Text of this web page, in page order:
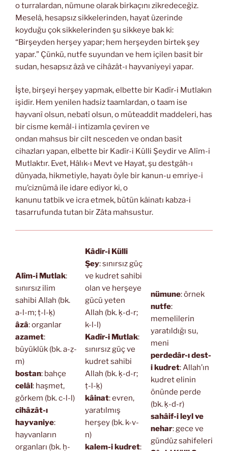
o turralardan, nümune olarak birkaçını zikredeceğiz.
Meselâ, hesapsız sikkelerinden, hayat üzerinde
koyduğu çok sikkelerinden şu sikkeye bak ki:
“Birşeyden herşey yapar; hem herşeyden birtek şey
yapar.” Çünkü, nutfe suyundan ve hem içilen basit bir
sudan, hesapsız âzâ ve cihâzât-ı hayvaniyeyi yapar.
İşte, birşeyi herşey yapmak, elbette bir Kadîr-i Mutlakın
işidir. Hem yenilen hadsiz taamlardan, o taam ise
hayvanî olsun, nebatî olsun, o müteaddit maddeleri, has
bir cisme kemâl-i intizamla çeviren ve
ondan mahsus bir cilt nesceden ve ondan basit
cihazları yapan, elbette bir Kadîr-i Külli Şeydir ve Alîm-i
Mutlaktır. Evet, Hâlık-ı Mevt ve Hayat, şu destgâh-ı
dünyada, hikmetiyle, hayatı öyle bir kanun-u emriye-i
mu’ciznümâ ile idare ediyor ki, o
kanunu tatbik ve icra etmek, bütün kâinatı kabza-i
tasarrufunda tutan bir Zâta mahsustur.
Alîm-i Mutlak:
sınırsız ilim
sahibi Allah (bk.
a-l-m; ṭ-l-ḳ)
âzâ: organlar
azamet:
büyüklük (bk. a-ẓ-
m)
bostan: bahçe
celâl : haşmet,
görkem (bk. c-l-l)
cihâzât-ı
hayvaniye:
hayvanların
organları (bk. ḥ-
Kâdir-i Külli
Şey: sınırsız güç
ve kudret sahibi
olan ve herşeye
gücü yeten
Allah (bk. ḳ-d-r;
k-l-l)
Kadîr-i Mutlak:
sınırsız güç ve
kudret sahibi
Allah (bk. ḳ-d-r;
ṭ-l-ḳ)
kâinat: evren,
yaratılmış
herşey (bk. k-v-
n)
kalem-i kudret:
nümune: örnek
nutfe:
memelilerin
yaratıldığı su,
meni
perdedâr-ı dest-
i kudret: Allah’ın
kudret elinin
önünde perde
(bk. ḳ-d-r)
sahâif-i leyl ve
nehar: gece ve
gündüz sahifeleri